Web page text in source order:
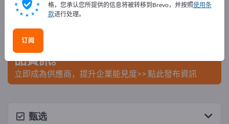
在Exportpages免費刊登廣告！
在Exportpages上發布您的公司與產
品資訊。
立即成為供應商，提升企業能見度>> 點此發布資訊
甄选
格，您承认您所提供的信息将被转移到Brevo，并按照使用条
款进行处理。
订阅